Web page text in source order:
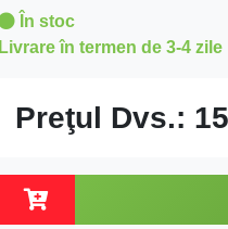
În stoc
Livrare în termen de 3-4
Preţul Dvs.: